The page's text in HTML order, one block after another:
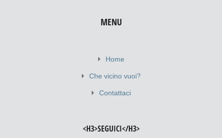
MENU
Home
Che vicino vuoi?
Contattaci
<H3>SEGUICI</H3>